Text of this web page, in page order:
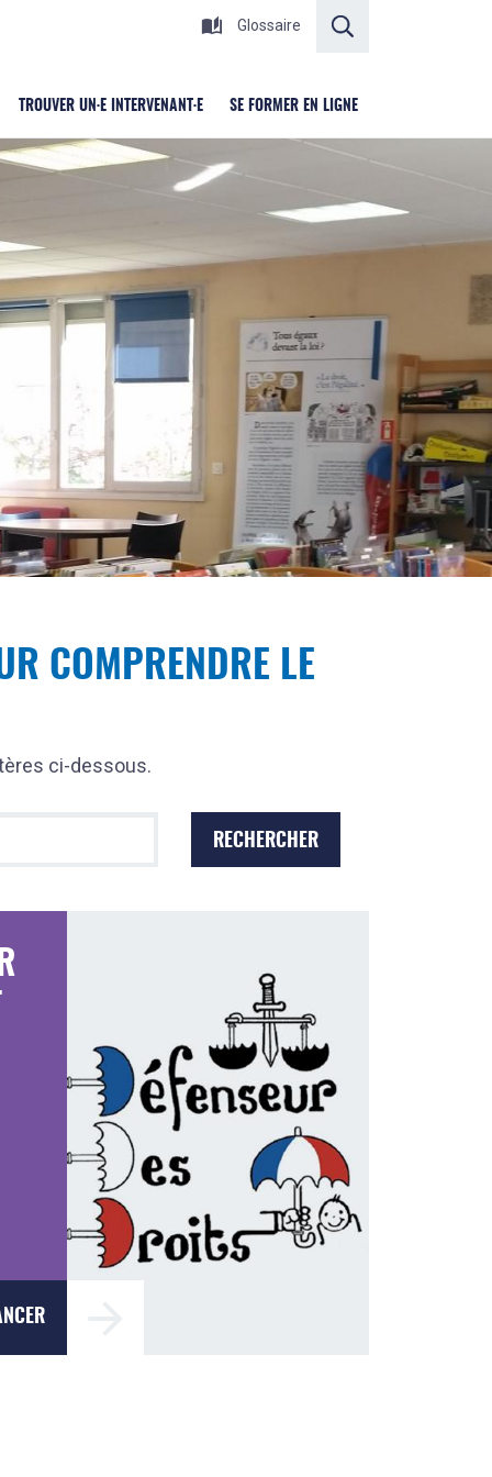
TROUVER UN·E INTERVENANT·E SE FORMER EN LIGNE
Glossaire RECHERCHER
COMPRENDRE LE
ci-dessous.